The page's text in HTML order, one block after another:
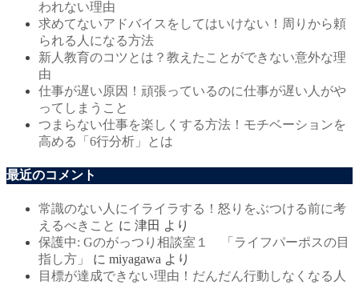
われない理由
求めてないアドバイスをしてはいけない！周りから頼
られる人になる方法
新人教育のコツとは？教えたことができない意外な理
由
仕事が遅い原因！頑張っているのに仕事が遅い人がや
ってしまうこと
つまらない仕事を楽しくする方法！モチベーションを
高める「6行分析」とは
最近のコメント
常識のない人にイライラする！怒りをぶつける前に考
えるべきこと に 津田 より
保護中: Gのがっつり相談室１ 「ライフパーポスの目
指し方」
に miyagawa より
目標が達成できない理由！だんだん行動しなくなる人